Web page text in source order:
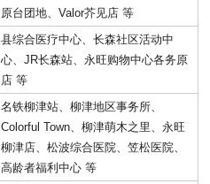
原台团地、Valor芥见店 等
县综合医疗中心、长森社区活动中
心、JR长森站、永旺购物中心各务原
店 等
名铁柳津站、柳津地区事务所、
Colorful Town、柳津萌木之里、永旺
柳津店、松波综合医院、笠松医院、
高龄者福利中心 等